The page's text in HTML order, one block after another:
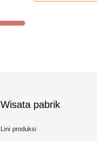
Wisata pabrik
Lini produksi